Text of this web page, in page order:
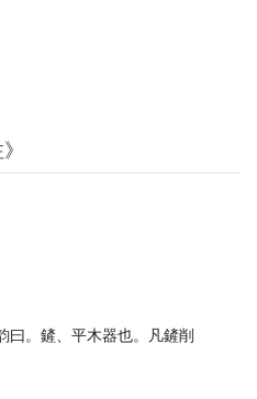
曰。鏟、平木器也。凡鏟削